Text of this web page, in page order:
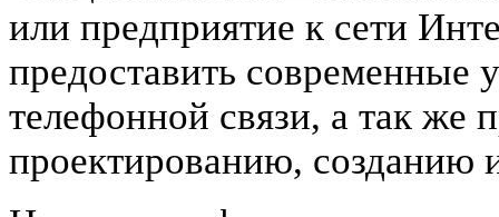
или предприятие к сети
предоставить современные
телефонной связи, а так же
проектированию, созданию